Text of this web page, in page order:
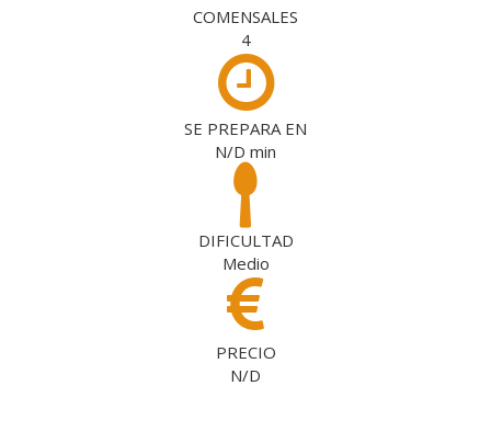
COMENSALES
4
SE PREPARA EN
N/D min
DIFICULTAD
Medio
PRECIO
N/D